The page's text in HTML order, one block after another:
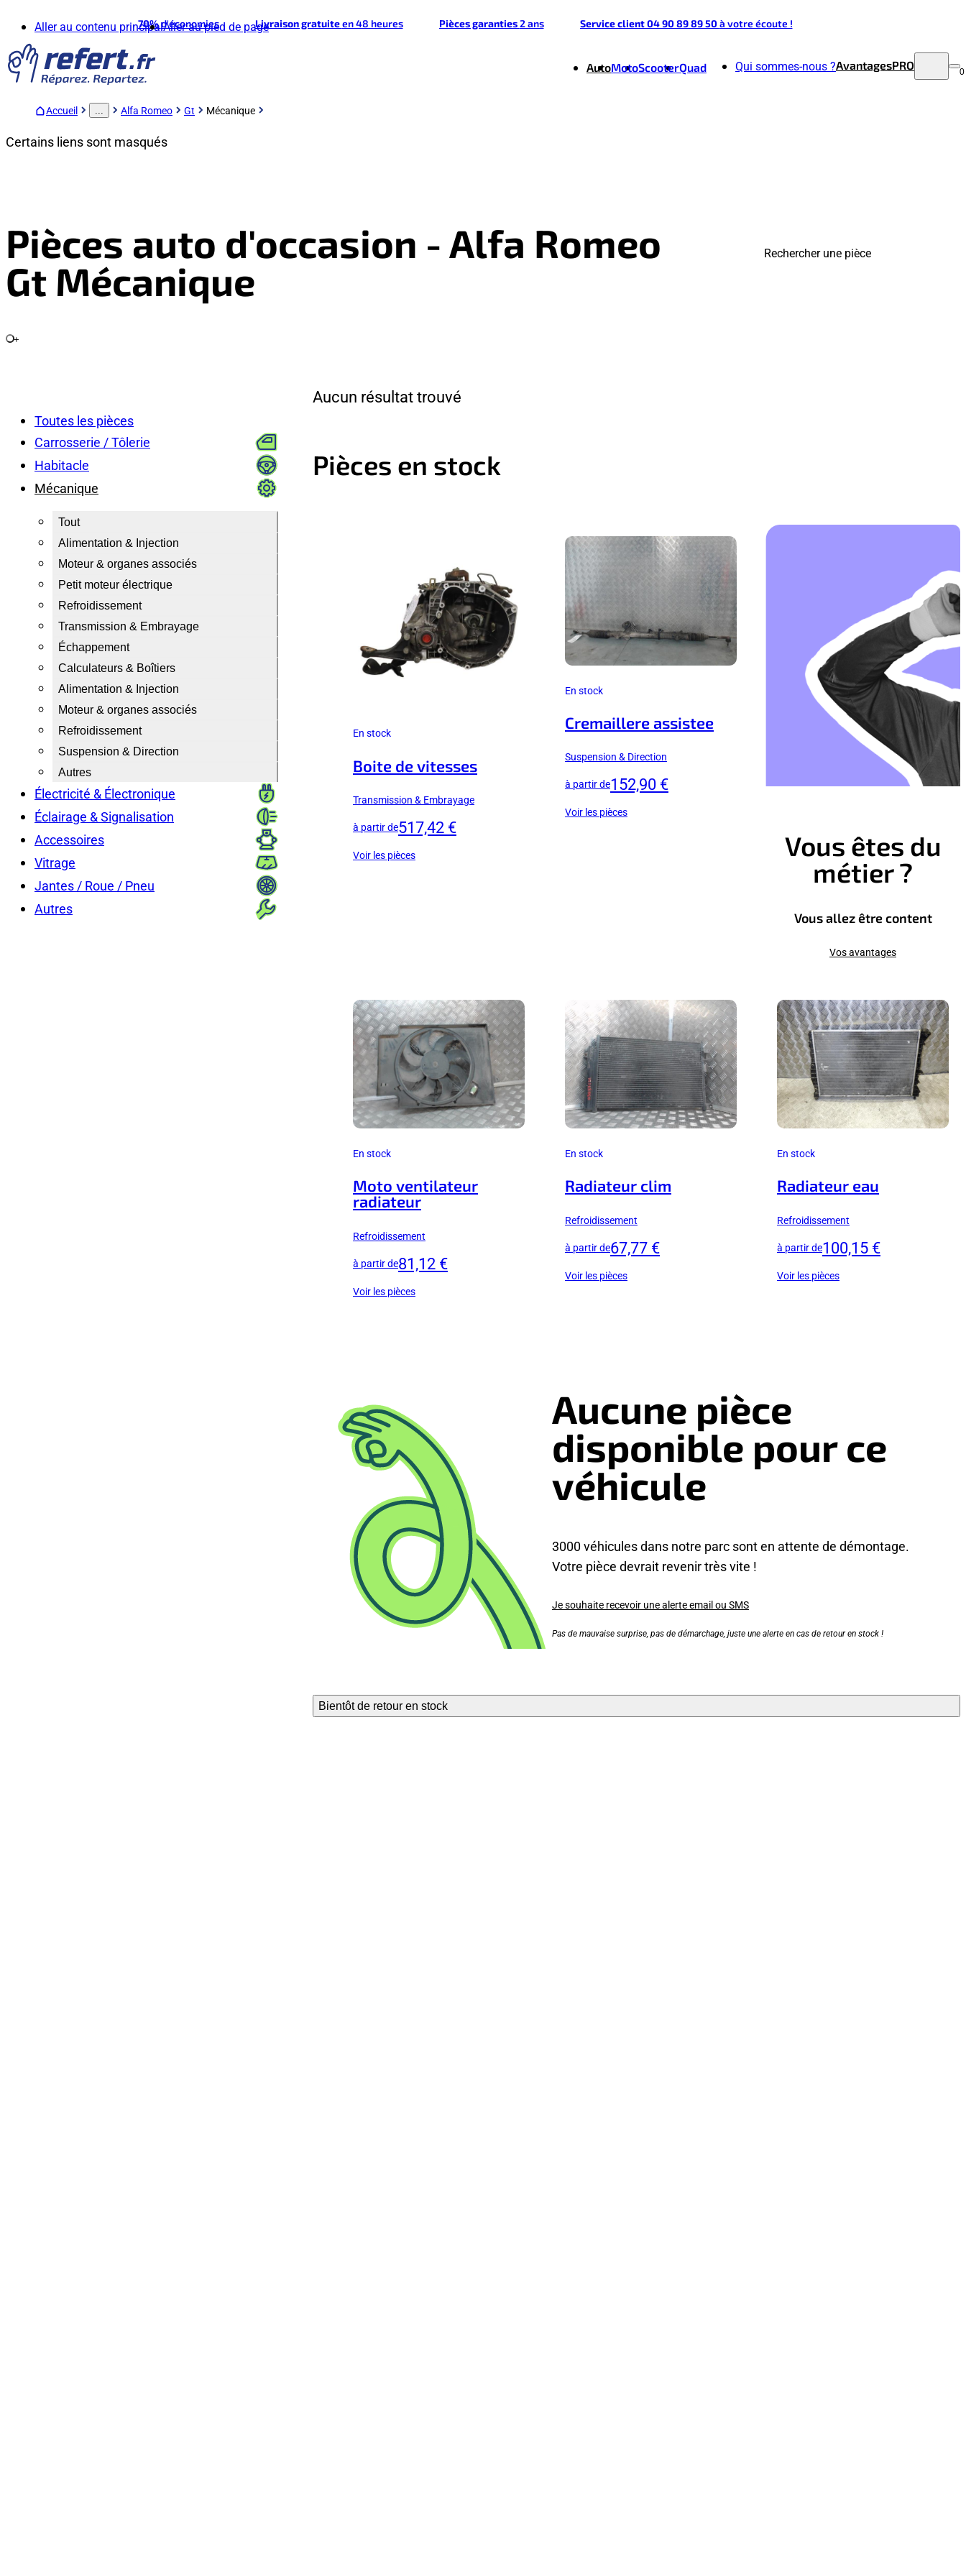
Aller au contenu principalAller au pied de page
70%d'économies Livraison gratuiteen 48 heures Pièces garanties2 ans Service client 04 90 89 89 50à votre écoute !
AutoMotoScooterQuad Qui sommes-nous ?AvantagesPRO 0
Accueil ... Alfa Romeo Gt Mécanique
Certains liens sont masqués
Pièces auto d'occasion - Alfa Romeo
Gt Mécanique
+
Rechercher une pièce
Toutes les pièces
Carrosserie / Tôlerie
Habitacle
Mécanique
Tout
Alimentation & Injection
Moteur & organes associés
Petit moteur électrique
Refroidissement
Transmission & Embrayage
Échappement
Calculateurs & Boîtiers
Alimentation & Injection
Moteur & organes associés
Refroidissement
Suspension & Direction
Autres
Électricité & Électronique
Éclairage & Signalisation
Accessoires
Vitrage
Jantes / Roue / Pneu
Autres
Aucun résultat trouvé
Pièces en stock
En stock
Boite de vitesses
Transmission & Embrayage
à partir de517,42 €
Voir les pièces
En stock
Cremaillere assistee
Suspension & Direction
à partir de152,90 €
Voir les pièces
Vous êtes du
métier ?
Vous allez être content
Vos avantages
En stock
Moto ventilateur
radiateur
Refroidissement
à partir de81,12 €
Voir les pièces
En stock
Radiateur clim
Refroidissement
à partir de67,77 €
Voir les pièces
En stock
Radiateur eau
Refroidissement
à partir de100,15 €
Voir les pièces
Aucune pièce
disponible pour ce
véhicule
3000 véhicules dans notre parc sont en attente de démontage.
Votre pièce devrait revenir très vite !
Je souhaite recevoir une alerte email ou SMS
Pas de mauvaise surprise, pas de démarchage, juste une alerte en cas de retour en stock !
Bientôt de retour en stock